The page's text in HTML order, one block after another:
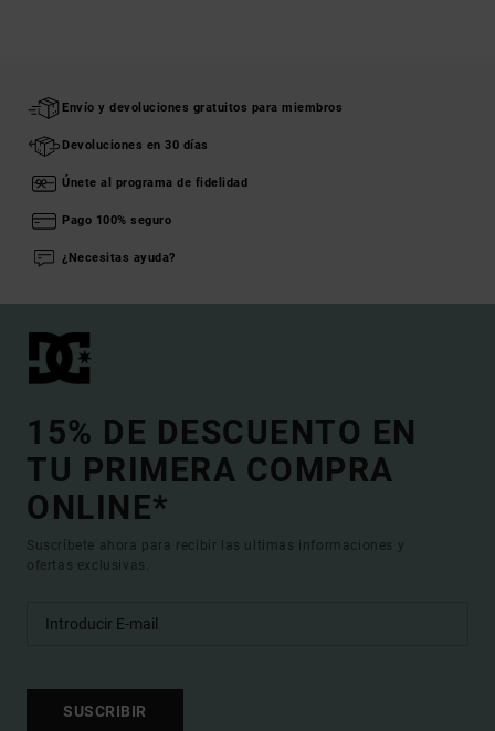
Envío y devoluciones gratuitos para miembros
Devoluciones en 30 días
Únete al programa de fidelidad
Pago 100% seguro
¿Necesitas ayuda?
15% DE DESCUENTO EN
TU PRIMERA COMPRA
ONLINE*
Suscríbete ahora para recibir las ultimas informaciones y
ofertas exclusivas.
SUSCRIBIR